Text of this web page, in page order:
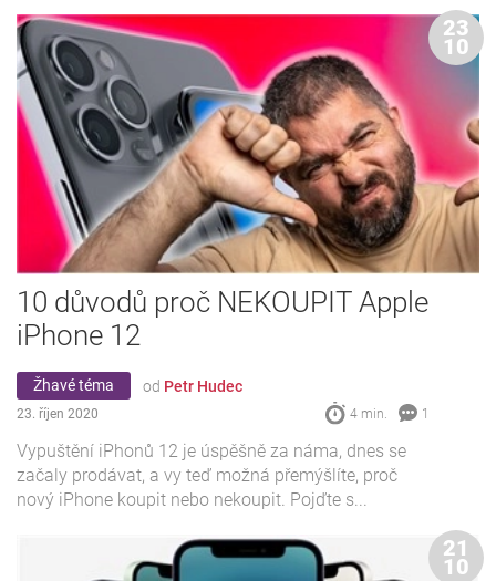
10 důvodů proč NEKOUPIT Apple
iPhone 12
Žhavé téma od Petr Hudec
23. říjen 2020 4 min. 1
Vypuštění iPhonů 12 je úspěšně za náma, dnes se
začaly prodávat, a vy teď možná přemýšlíte, proč
nový iPhone koupit nebo nekoupit. Pojďte s...
23
10
21
10